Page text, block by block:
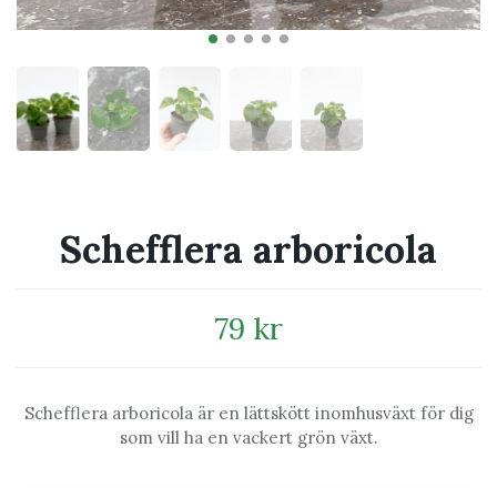
Schefflera arboricola
79 kr
Schefflera arboricola är en lättskött inomhusväxt för dig
som vill ha en vackert grön växt.